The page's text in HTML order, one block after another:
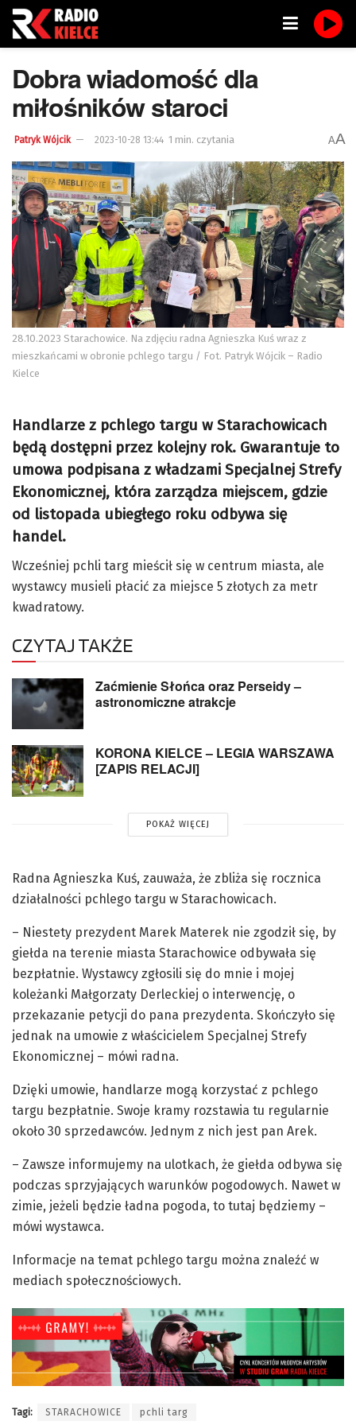
Dobra wiadomość dla
miłośników staroci
Patryk Wójcik 2023-10-28 13:44 1 min. czytania AA
28.10.2023 Starachowice. Na zdjęciu radna Agnieszka Kuś wraz z
mieszkańcami w obronie pchlego targu / Fot. Patryk Wójcik – Radio
Kielce
Handlarze z pchlego targu w Starachowicach
będą dostępni przez kolejny rok. Gwarantuje to
umowa podpisana z władzami Specjalnej Strefy
Ekonomicznej, która zarządza miejscem, gdzie
od listopada ubiegłego roku odbywa się
handel.
Wcześniej pchli targ mieścił się w centrum miasta, ale
wystawcy musieli płacić za miejsce 5 złotych za metr
kwadratowy.
CZYTAJ TAKŻE
Zaćmienie Słońca oraz Perseidy –
astronomiczne atrakcje
KORONA KIELCE – LEGIA WARSZAWA
[ZAPIS RELACJI]
POKAŻ WIĘCEJ
Radna Agnieszka Kuś, zauważa, że zbliża się rocznica
działalności pchlego targu w Starachowicach.
– Niestety prezydent Marek Materek nie zgodził się, by
giełda na terenie miasta Starachowice odbywała się
bezpłatnie. Wystawcy zgłosili się do mnie i mojej
koleżanki Małgorzaty Derleckiej o interwencję, o
przekazanie petycji do pana prezydenta. Skończyło się
jednak na umowie z właścicielem Specjalnej Strefy
Ekonomicznej – mówi radna.
Dzięki umowie, handlarze mogą korzystać z pchlego
targu bezpłatnie. Swoje kramy rozstawia tu regularnie
około 30 sprzedawców. Jednym z nich jest pan Arek.
– Zawsze informujemy na ulotkach, że giełda odbywa się
podczas sprzyjających warunków pogodowych. Nawet w
zimie, jeżeli będzie ładna pogoda, to tutaj będziemy –
mówi wystawca.
Informacje na temat pchlego targu można znaleźć w
mediach społecznościowych.
Tagi: STARACHOWICE pchli targ